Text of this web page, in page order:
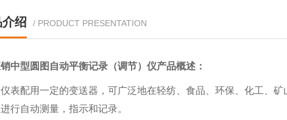
绍 / PRODUCT PRESENTATION
中型圆图自动平衡记录（调节）仪产品概述：
表配用一定的变送器，可广泛地在轻纺、食品、环保、化工、
行自动测量，指示和记录。